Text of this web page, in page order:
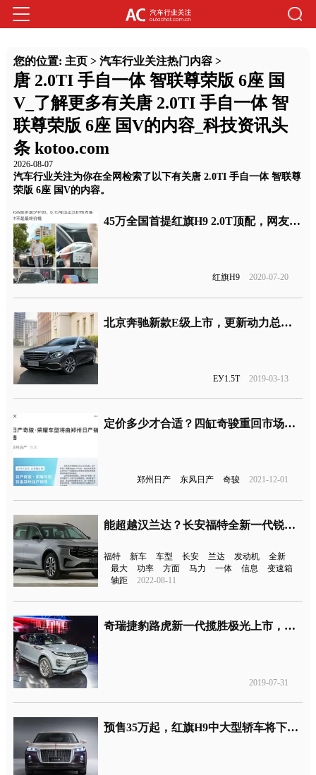
您的位置: 主页> 汽车行业关注热门内容>
唐 2.0TI 手自一体 智联尊荣版 6座 国
V_了解更多有关唐 2.0TI 手自一体 智
联尊荣版 6座 国V的内容_科技资讯头
条 kotoo.com
2026-08-07
汽车行业关注为你在全网检索了以下有关唐 2.0TI 手自一体 智联尊
荣版 6座 国V的内容。
45万全国首提红旗H9 2.0T顶配，网友：真国产粉！
红旗H9 2020-07-20
北京奔驰新款E级上市，更新动力总成入门版搭载1.5T四缸发动机
EУ1.5T 2019-03-13
定价多少才合适？四缸奇骏重回市场正式预售
郑州日产 东风日产 奇骏 2021-12-01
能超越汉兰达？长安福特全新一代锐界申报图曝光
福特 新车 车型 长安 兰达 发动机
全新
最大
功率 方面 马力 一体 信息
变速箱
轴距
2022-08-11
奇瑞捷豹路虎新一代揽胜极光上市，售价35.58-41.78万元
2019-07-31
预售35万起，红旗H9中大型轿车将下月上市